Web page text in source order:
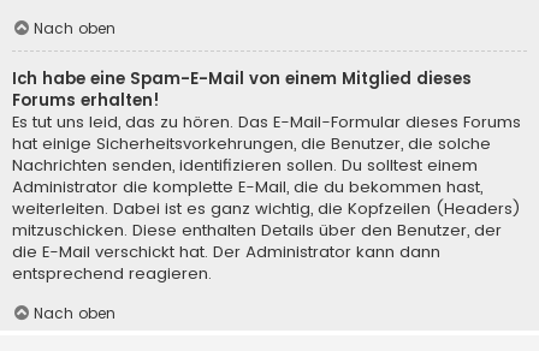
Nach oben
Ich habe eine Spam-E-Mail von einem Mitglied dieses
Forums erhalten!
Es tut uns leid, das zu hören. Das E-Mail-Formular dieses Forums
hat einige Sicherheitsvorkehrungen, die Benutzer, die solche
Nachrichten senden, identifizieren sollen. Du solltest einem
Administrator die komplette E-Mail, die du bekommen hast,
weiterleiten. Dabei ist es ganz wichtig, die Kopfzeilen (Headers)
mitzuschicken. Diese enthalten Details über den Benutzer, der
die E-Mail verschickt hat. Der Administrator kann dann
entsprechend reagieren.
Nach oben